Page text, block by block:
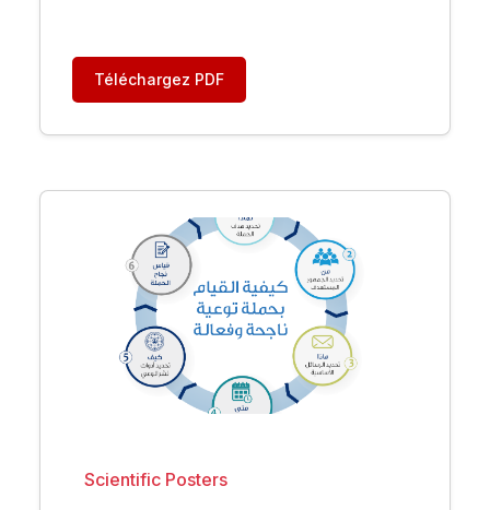
Téléchargez PDF
Scientific Posters